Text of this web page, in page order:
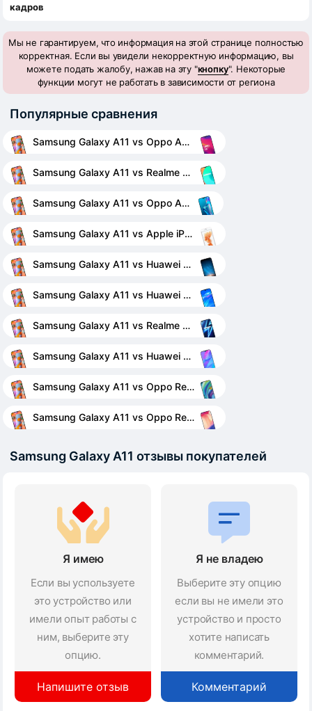
кадров
Мы не гарантируем, что информация на этой странице полностью
корректная. Если вы увидели некорректную информацию, вы
можете подать жалобу, нажав на эту "кнопку". Некоторые
функции могут не работать в зависимости от региона
Популярные сравнения
Samsung Galaxy A11 vs Oppo A5 2020
Samsung Galaxy A11 vs Realme C11
Samsung Galaxy A11 vs Oppo A12
Samsung Galaxy A11 vs Apple iPhone 6s
Samsung Galaxy A11 vs Huawei Mate 10 Lite
Samsung Galaxy A11 vs Huawei Y7 (2019)
Samsung Galaxy A11 vs Realme 6 Pro
Samsung Galaxy A11 vs Huawei P Smart S
Samsung Galaxy A11 vs Oppo Reno4 Lite
Samsung Galaxy A11 vs Oppo Reno4 SE
Samsung Galaxy A11 отзывы покупателей
Я имею
Если вы успользуете
это устройство или
имели опыт работы с
ним, выберите эту
опцию.
Напишите отзыв
Я не владею
Выберите эту опцию
если вы не имели это
устройство и просто
хотите написать
комментарий.
Комментарий